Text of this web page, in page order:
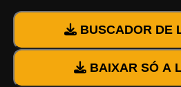
BUSCADOR DE
BAIXAR SÓ A